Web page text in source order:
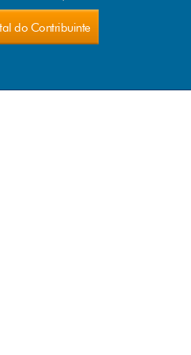
do Contribuinte